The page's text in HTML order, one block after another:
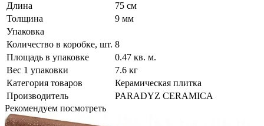
Длина
75 см
Толщина
9 мм
Упаковка
Количество в коробке, шт. 8
Площадь в упаковке
0.47 кв. м.
Вес 1 упаковки
7.6 кг
Категория товаров
Керамическая плитка
Производитель
PARADYZ CERAMICA
Рекомендуем посмотреть